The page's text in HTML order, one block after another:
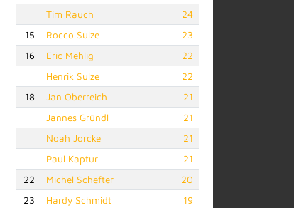
Tim Rauch
24
15
Rocco Sulze
23
16
Eric Mehlig
22
Henrik Sulze
22
18
Jan Oberreich
21
Jannes Gründl
21
Noah Jorcke
21
Paul Kaptur
21
22
Michel Schefter
20
23
Hardy Schmidt
19